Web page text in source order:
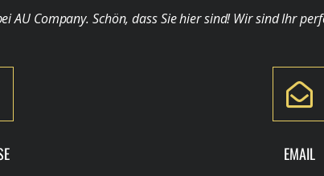
AU Company. Schön, dass Sie hier sind! Wir sind Ihr
EMAIL